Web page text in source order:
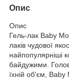
Опис
Опис
Гель-лак Baby
лаків чудової
найпопулярніші
байдужими.
їхній об'єм,